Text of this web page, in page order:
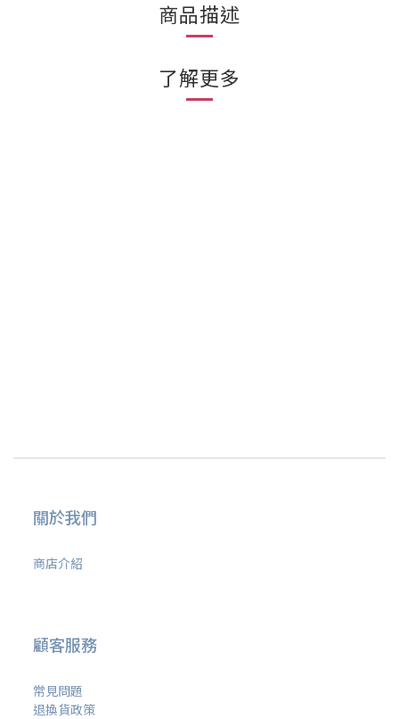
商品描述
了解更多
關於我們
商店介紹
顧客服務
常見問題
退換貨政策